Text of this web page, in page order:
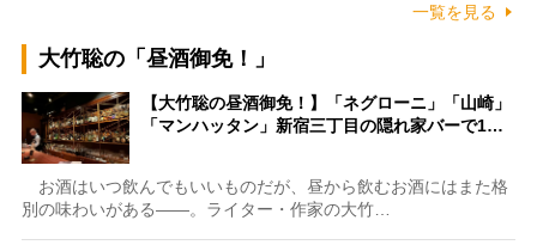
一覧を見る
大竹聡の「昼酒御免！」
【大竹聡の昼酒御免！】「ネグローニ」「山崎」
「マンハッタン」新宿三丁目の隠れ家バーで1…
お酒はいつ飲んでもいいものだが、昼から飲むお酒にはまた格
別の味わいがある――。ライター・作家の大竹…